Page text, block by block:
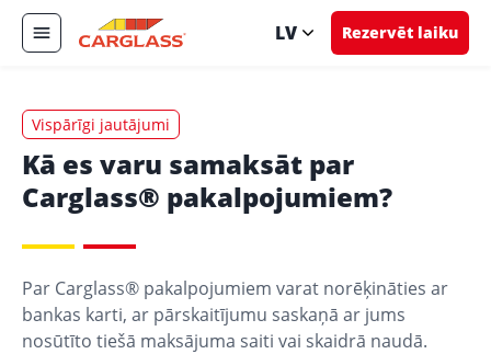
LV Rezervēt laiku
Vispārīgi jautājumi
Kā es varu samaksāt par
Carglass® pakalpojumiem?
Par Carglass® pakalpojumiem varat norēķināties ar
bankas karti, ar pārskaitījumu saskaņā ar jums
nosūtīto tiešā maksājuma saiti vai skaidrā naudā.